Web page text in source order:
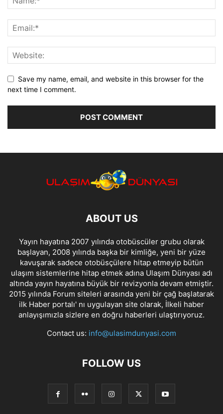
Save my name, email, and website in this browser for the
next time I comment.
ABOUT US
Yayın hayatına 2007 yılında otobüscüler grubu olarak
başlayan, 2008 yılında başka bir kimliğe, yeni bir yüze
kavuşarak sadece otobüsçülere hitap etmeyip bütün
ulaşım sistemlerine hitap etmek adına Ulaşım Dünyası adı
altında yayın hayatına büyük bir revizyonla devam etmiştir.
2015 yılında Forum siteleri arasında yeni bir çağ başlatarak
ilk Haber portalı' nı uygulayan site olarak, İlkeli haber
anlayışımızla sizlere en doğru haberleri ulaştırıyoruz.
Contact us: info@ulasimdunyasi.com
FOLLOW US